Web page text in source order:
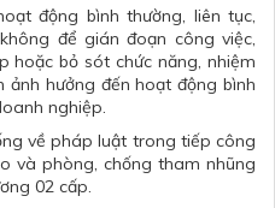
động bình thường, liên tục,
để gián đoạn công việc,
hoặc bỏ sót chức năng, nhiệm
ảnh hưởng đến hoạt động bình
nghiệp.
về pháp luật trong tiếp công
và phòng, chống tham nhũng
02 cấp.